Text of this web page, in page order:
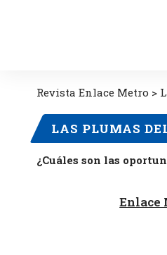
Revista Enlace Metro >
LAS PLUMAS
¿Cuáles son las
Enlace